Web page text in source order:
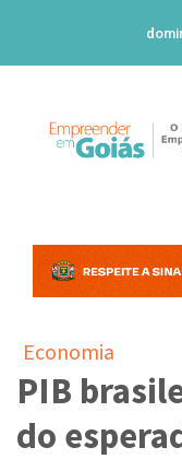
Economia
PIB
do